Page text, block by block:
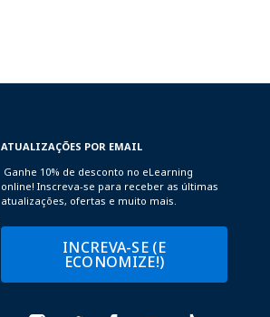
ATUALIZAÇÕES POR EMAIL
Ganhe 10% de desconto no eLearning
online! Inscreva-se para receber as últimas
atualizações, ofertas e muito mais.
INCREVA-SE (E
ECONOMIZE!)